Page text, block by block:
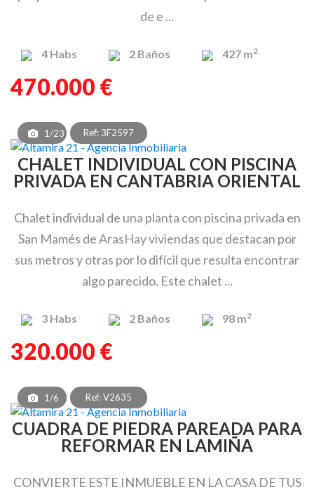
de e ...
4 Habs 2 Baños 427 m2
470.000 €
1/23 Ref: 3F2597
CHALET INDIVIDUAL CON PISCINA
PRIVADA EN CANTABRIA ORIENTAL
Chalet individual de una planta con piscina privada en
San Mamés de ArasHay viviendas que destacan por
sus metros y otras por lo difícil que resulta encontrar
algo parecido. Este chalet ...
3 Habs 2 Baños 98 m2
320.000 €
1/6 Ref: V2635
CUADRA DE PIEDRA PAREADA PARA
REFORMAR EN LAMIÑA
CONVIERTE ESTE INMUEBLE EN LA CASA DE TUS